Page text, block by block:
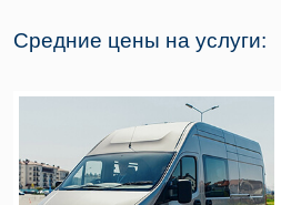
Средние цены на услуги: